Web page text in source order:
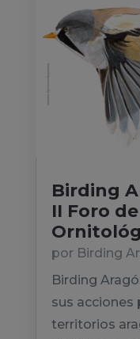
Birding
II Foro
por Birding
Birding
sus acciones
territorios